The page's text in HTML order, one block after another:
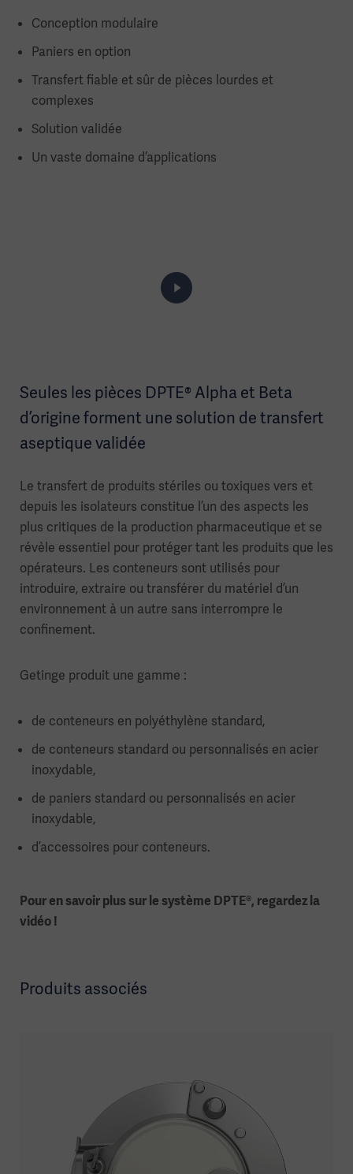
Conception modulaire
Paniers en option
Transfert fiable et sûr de pièces lourdes et
complexes
Solution validée
Un vaste domaine d’applications
Seules les pièces DPTE® Alpha et Beta
d’origine forment une solution de transfert
aseptique validée
Le transfert de produits stériles ou toxiques vers et
depuis les isolateurs constitue l’un des aspects les
plus critiques de la production pharmaceutique et se
révèle essentiel pour protéger tant les produits que les
opérateurs. Les conteneurs sont utilisés pour
introduire, extraire ou transférer du matériel d’un
environnement à un autre sans interrompre le
confinement.
Getinge produit une gamme :
de conteneurs en polyéthylène standard,
de conteneurs standard ou personnalisés en acier
inoxydable,
de paniers standard ou personnalisés en acier
inoxydable,
d’accessoires pour conteneurs.
Pour en savoir plus sur le système DPTE®, regardez la
vidéo !
Produits associés